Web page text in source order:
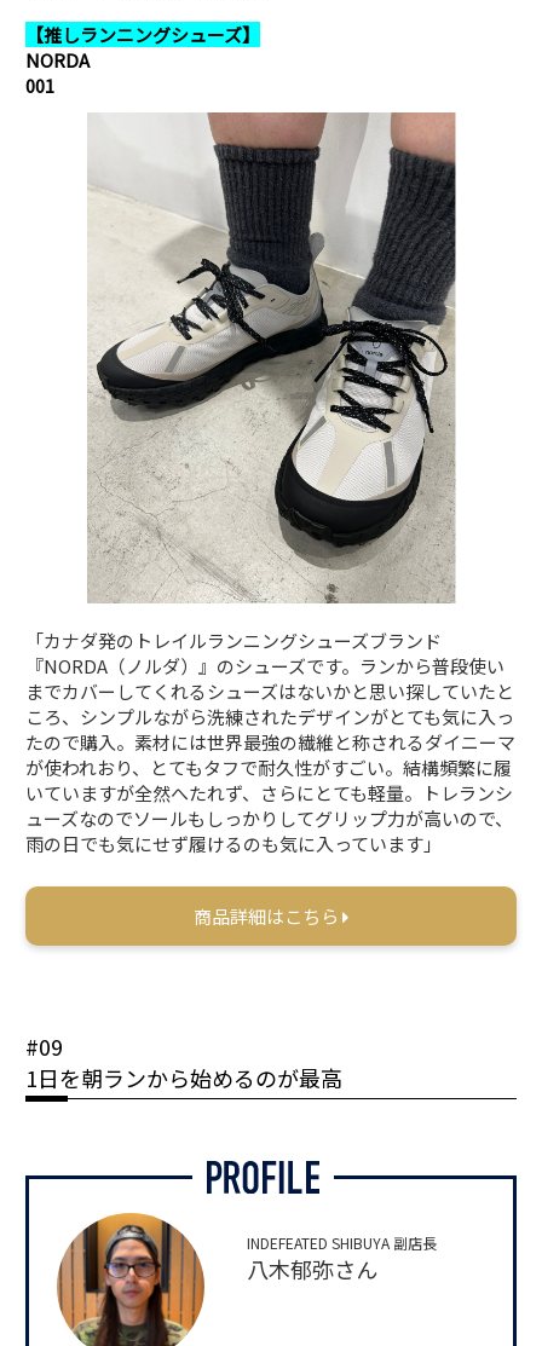
【推しランニングシューズ】
NORDA
001
「カナダ発のトレイルランニングシューズブランド
『NORDA（ノルダ）』のシューズです。ランから普段使い
までカバーしてくれるシューズはないかと思い探していたと
ころ、シンプルながら洗練されたデザインがとても気に入っ
たので購入。素材には世界最強の繊維と称されるダイニーマ
が使われおり、とてもタフで耐久性がすごい。結構頻繁に履
いていますが全然へたれず、さらにとても軽量。トレランシ
ューズなのでソールもしっかりしてグリップ力が高いので、
雨の日でも気にせず履けるのも気に入っています」
商品詳細はこちら
#09
1日を朝ランから始めるのが最高
INDEFEATED SHIBUYA 副店長
八木郁弥さん